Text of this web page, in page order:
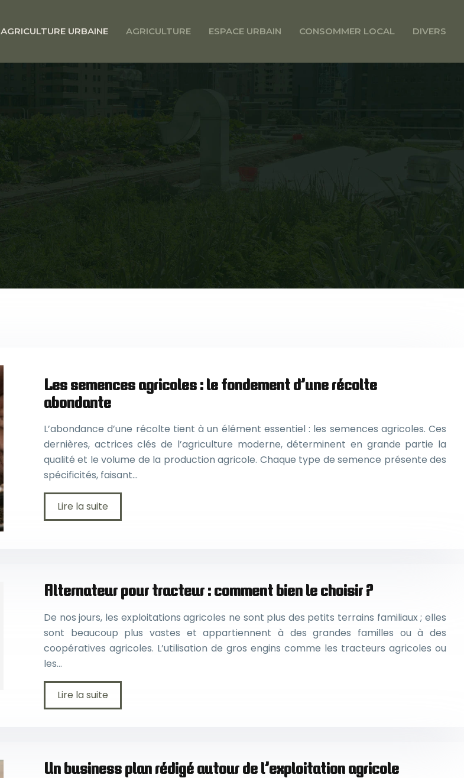
AGRICULTURE URBAINE AGRICULTURE ESPACE URBAIN CONSOMMER LOCAL DIVERS
Les semences agricoles : le fondement d’une récolte
abondante
L’abondance d’une récolte tient à un élément essentiel : les semences agricoles. Ces
dernières, actrices clés de l’agriculture moderne, déterminent en grande partie la
qualité et le volume de la production agricole. Chaque type de semence présente des
spécificités, faisant…
Lire la suite
Alternateur pour tracteur : comment bien le choisir ?
De nos jours, les exploitations agricoles ne sont plus des petits terrains familiaux ; elles
sont beaucoup plus vastes et appartiennent à des grandes familles ou à des
coopératives agricoles. L’utilisation de gros engins comme les tracteurs agricoles ou
les…
Lire la suite
Un business plan rédigé autour de l’exploitation agricole